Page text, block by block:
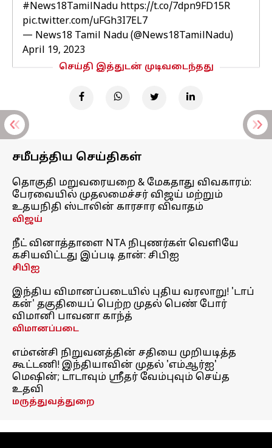
#News18TamilNadu https://t.co/7dpn9FD15R
pic.twitter.com/uFGh3I7EL7
— News18 Tamil Nadu (@News18TamilNadu)
April 19, 2023
செய்தி இத்துடன் முடிவடைந்தது
சமீபத்திய செய்திகள்
தொகுதி மறுவரையறை & மேகதாது விவகாரம்:
பேரவையில் முதலமைச்சர் விஜய் மற்றும்
உதயநிதி ஸ்டாலின் காரசார விவாதம்
விஜய்
நீட் வினாத்தாளை NTA நிபுணர்கள் வெளியே
கசியவிட்டது இப்படி தான்: சிபிஐ
சிபிஐ
இந்திய விமானப்படையில் புதிய வரலாறு! 'டாப்
கன்' தகுதியைப் பெற்ற முதல் பெண் போர்
விமானி பாவனா காந்த்
விமானப்படை
எம்என்சி நிறுவனத்தின் சதியை முறியடித்த
கூட்டணி! இந்தியாவின் முதல் 'எம்ஆர்ஐ'
மெஷின்; டாடாவும் ஸ்ரீதர் வேம்புவும் செய்த
உதவி
மருத்துவத்துறை